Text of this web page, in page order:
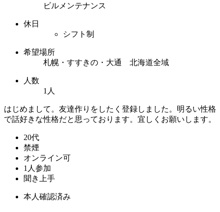
ビルメンテナンス
休日
シフト制
希望場所
札幌・すすきの・大通 北海道全域
人数
1人
はじめまして。友達作りをしたく登録しました。明るい性格
で話好きな性格だと思っております。宜しくお願いします。
20代
禁煙
オンライン可
1人参加
聞き上手
本人確認済み